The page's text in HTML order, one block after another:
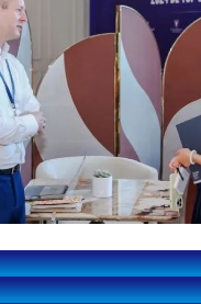
03
以顶私录取要求为标尺